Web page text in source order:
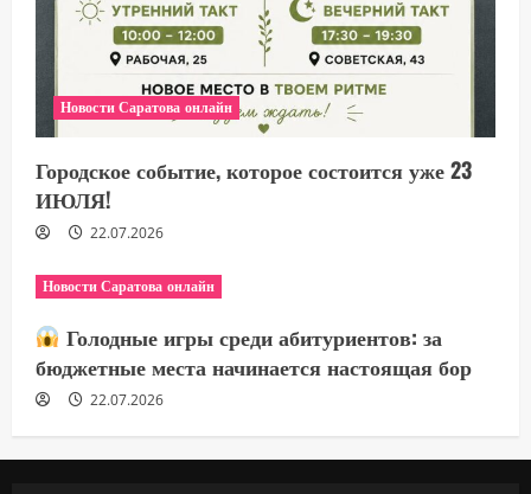
Новости Саратова онлайн
Городское событие, которое состоится уже 23
ИЮЛЯ!
22.07.2026
Новости Саратова онлайн
Голодные игры среди абитуриентов: за
бюджетные места начинается настоящая бор
22.07.2026